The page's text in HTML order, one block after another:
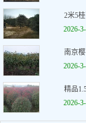
2米5
2026-
南京
2026-
精品
2026-